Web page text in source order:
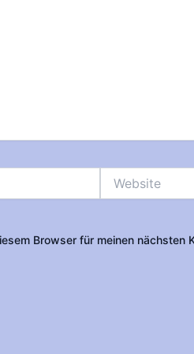
Browser für meinen nächsten